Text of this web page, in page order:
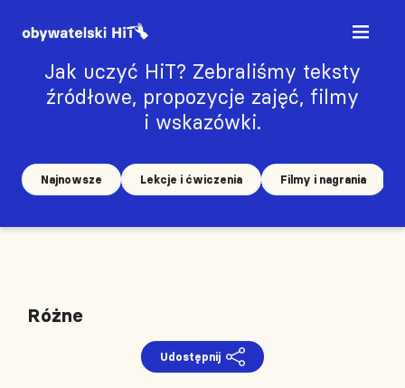
Jak uczyć HiT? Zebraliśmy teksty
źródłowe, propozycje zajęć, filmy
i wskazówki.
Najnowsze Lekcje i ćwiczenia Filmy i nagrania
Różne
Udostępnij